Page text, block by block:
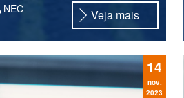
NEC Veja mais
14
nov.
2023